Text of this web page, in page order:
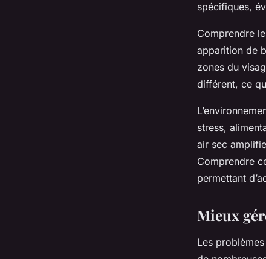
spécifiques,
Comprendre
apparition de
zones du
différent, ce
stress,
air sec
Comprendre
permettant
Mieux
Les